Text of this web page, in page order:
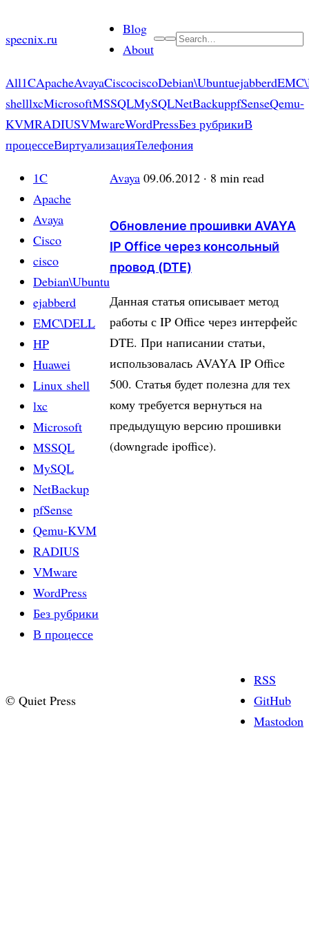
to
specnix.ru
Blog
About
Search
All1CApacheAvayaCiscociscoDebian\Ubuntuejabberd
shelllxcMicrosoftMSSQLMySQLNetBackuppfSenseQemu-
KVMRADIUSVMwareWordPressБез рубрикиВ
процессеВиртуализацияТелефония
1C
Apache
Avaya
Cisco
cisco
Debian\Ubuntu
ejabberd
EMC\DELL
HP
Huawei
Linux shell
lxc
Microsoft
MSSQL
MySQL
NetBackup
pfSense
Qemu-KVM
RADIUS
VMware
WordPress
Без рубрики
В процессе
Avaya 09.06.2012 · 8 min read
Обновление прошивки AVAYA
IP Office через консольный
провод (DTE)
Данная статья описывает метод
работы с IP Office через интерфейс
DTE. При написании статьи,
использовалась AVAYA IP Office
500. Статья будет полезна для тех
кому требуется вернуться на
предыдущую версию прошивки
(downgrade ipoffice).
© Quiet Press
RSS
GitHub
Mastodon